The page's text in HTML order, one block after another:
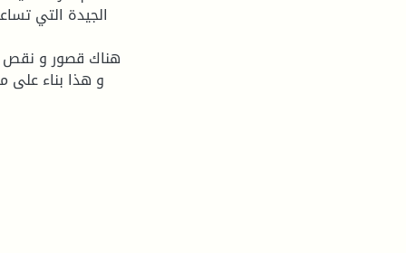
الجیدة التي
و هذا بناء على